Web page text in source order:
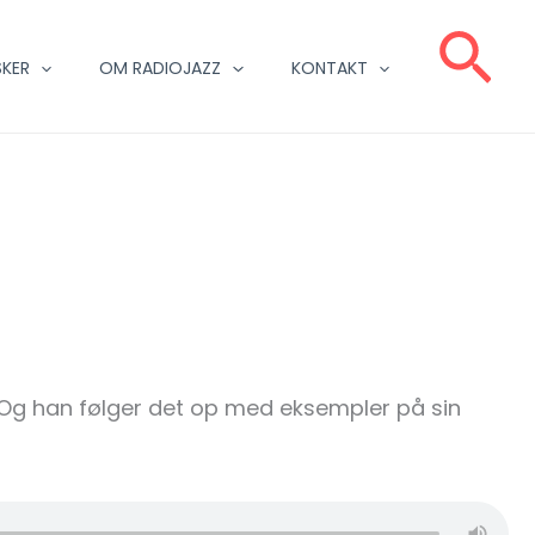
OM RADIOJAZZ KONTAKT
han følger det op med eksempler på sin